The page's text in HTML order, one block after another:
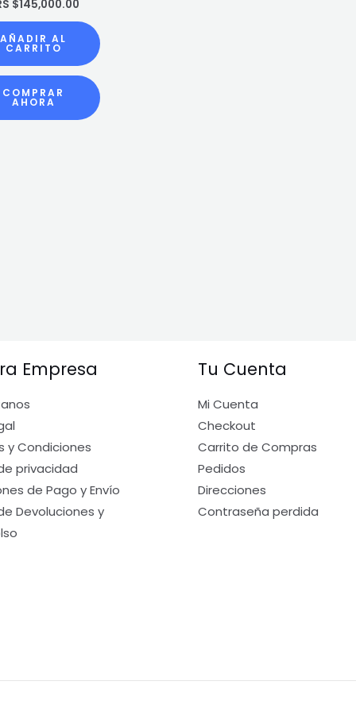
$145,000.00
AÑADIR AL
CARRITO
COMPRAR
AHORA
Empresa
y Condiciones
privacidad
de Pago y Envío
Devoluciones y
Tu Cuenta
Mi Cuenta
Checkout
Carrito de Compras
Pedidos
Direcciones
Contraseña perdida